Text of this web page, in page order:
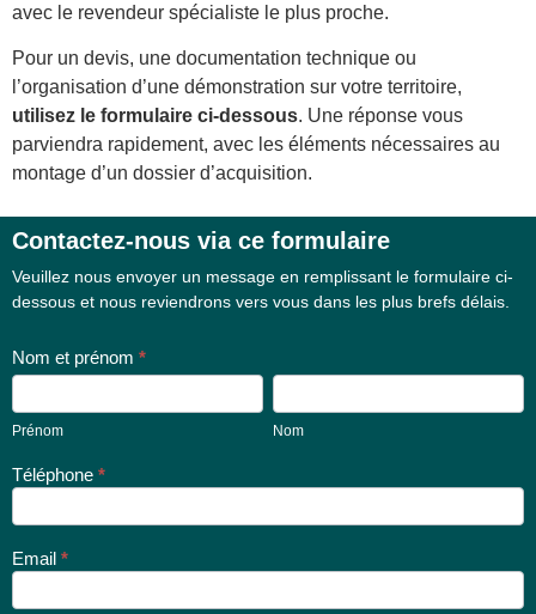
avec le revendeur spécialiste le plus proche.
Pour un devis, une documentation technique ou
l’organisation d’une démonstration sur votre territoire,
utilisez le formulaire ci-dessous. Une réponse vous
parviendra rapidement, avec les éléments nécessaires au
montage d’un dossier d’acquisition.
Contactez-nous via ce formulaire
Formulaire
de contact
Veuillez nous envoyer un message en remplissant le formulaire ci-
dessous et nous reviendrons vers vous dans les plus brefs délais.
Nom et prénom *
Prénom
Prénom
Nom
Nom
Téléphone *
Email *